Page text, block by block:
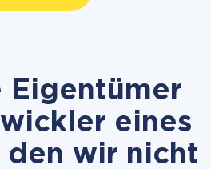
Eigentümer
eines
den wir nicht